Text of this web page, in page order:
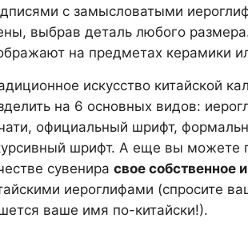
с замысловатыми
выбрав деталь любого
на предметах керамики
искусство китайской
на 6 основных видов:
официальный шрифт,
шрифт. А еще вы можете
сувенира свое собственное
иероглифами (спросите
ваше имя по-китайски!).